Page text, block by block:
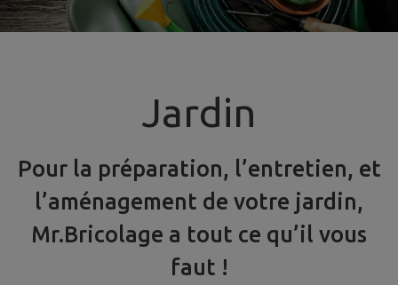
Jardin
Pour la préparation, l’entretien, et
l’aménagement de votre jardin,
Mr.Bricolage a tout ce qu’il vous
faut !